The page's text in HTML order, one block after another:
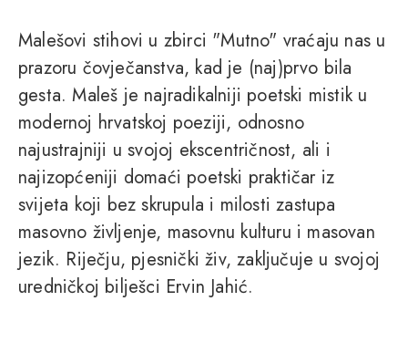
Malešovi stihovi u zbirci "Mutno" vraćaju nas u
prazoru čovječanstva, kad je (naj)prvo bila
gesta. Maleš je najradikalniji poetski mistik u
modernoj hrvatskoj poeziji, odnosno
najustrajniji u svojoj ekscentričnost, ali i
najizopćeniji domaći poetski praktičar iz
svijeta koji bez skrupula i milosti zastupa
masovno življenje, masovnu kulturu i masovan
jezik. Riječju, pjesnički živ, zaključuje u svojoj
uredničkoj bilješci Ervin Jahić.